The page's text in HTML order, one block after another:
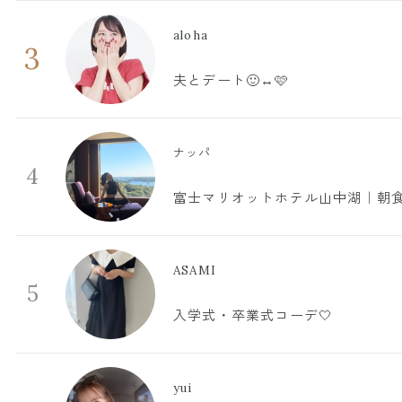
3
aloha
夫とデート🙂‍↔️🩷
4
ナッパ
富士マリオットホテル山中湖｜朝
5
ASAMI
入学式・卒業式コーデ🤍
yui